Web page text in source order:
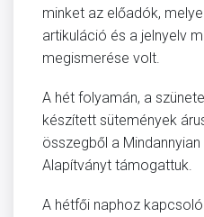
minket az előadók,
artikuláció és a jelnyelv
megismerése volt.
A hét folyamán, a
készített sütemények
összegből a
Alapítványt támogattuk.
A hétfői naphoz